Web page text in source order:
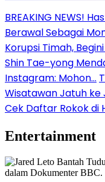
BREAKING NEWS!
Berawal Sebagai
Korupsi Timah,
Shin Tae-yong
Instagram: Mohon…
Wisatawan Jatuh ke
Cek Daftar Rokok di
Entertainment